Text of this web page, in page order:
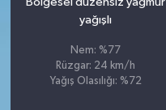
yağışlı
Nem: %77
Rüzgar: 24 km/h
Yağış Olasılığı: %72